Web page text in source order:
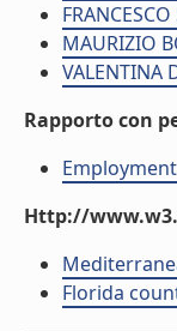
MAURIZIO
VALENTINA
Rapporto con
Http://
Florida